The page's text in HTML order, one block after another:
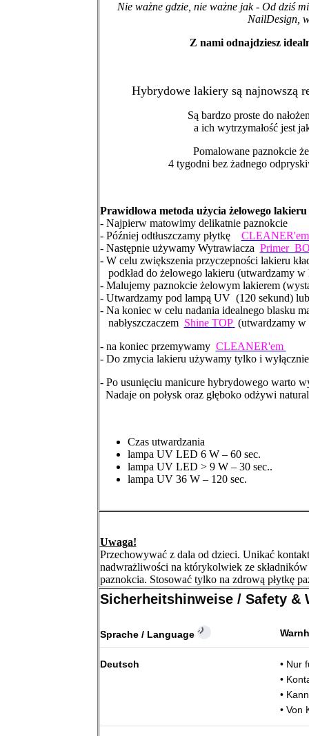
Nie ważne gdzie, nie ważne jak - Od dziś
NailDesign,
Z nami odnajdziesz
Hybrydowe lakiery są najnowszą
Są bardzo proste do
a ich wytrzymałość jest
Pomalowane paznokcie
4 tygodni bez żadnego
Prawidłowa metoda użycia żelowego
- Najpierw matowimy delikatnie paznokcie
- Później odtłuszczamy płytkę
- Następnie używamy Wytrawiacza Primer
- W celu zwiększenia przyczepności lakieru
podkład do żelowego lakieru (utwardzamy
- Malujemy paznokcie żelowym lakierem
- Utwardzamy pod lampą UV (120 sekund)
- Na koniec w celu nadania idealnego blasku
nabłyszczaczem Shine TOP (utwardzamy w
- na koniec przemywamy CLEANER'em
- Do zmycia lakieru używamy tylko i
- Po usunięciu manicure hybrydowego warto
Nadaje on połysk oraz głęboko odżywi
Czas utwardzania
lampa UV LED 6 W – 60 sec.
lampa UV LED > 9 W – 30 sec..
lampa UV 36 W – 120 sec.
Uwaga!
Przechowywać z dala od dzieci. Unikać
nadwrażliwości na którykolwiek ze
paznokcia. Stosować tylko na zdrową płytkę
Sicherheitshinweise / Safety &
Sprache / Language
Deutsch
• Nur
•
•
• Von